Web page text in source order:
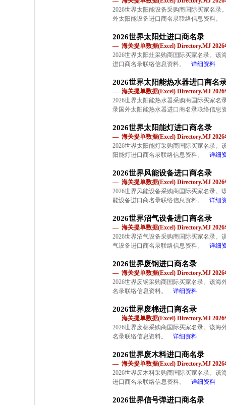
2026世界太阳能设备采购商国际买家名录
外太阳能设备进口商名录联络信息资料。
2026世界太阳灶进口商名录
— 海关提单数据(Excel) Directory.MJ 2026
2026世界太阳灶采购商国际买家名录。该
进口商名录联络信息资料。
详细资料
2026世界太阳能热水器进口商名
— 海关提单数据(Excel) Directory.MJ 2026
2026世界太阳能热水器采购商国际买家名
录国外太阳能热水器进口商名录联络信息
2026世界太阳能灯进口商名录
— 海关提单数据(Excel) Directory.MJ 2026
2026世界太阳能灯采购商国际买家名录。
阳能灯进口商名录联络信息资料。
详细
2026世界风能设备进口商名录
— 海关提单数据(Excel) Directory.MJ 2026
2026世界风能设备采购商国际买家名录。
能设备进口商名录联络信息资料。
详细
2026世界沼气设备进口商名录
— 海关提单数据(Excel) Directory.MJ 2026
2026世界沼气设备采购商国际买家名录。
气设备进口商名录联络信息资料。
详细
2026世界废钢进口商名录
— 海关提单数据(Excel) Directory.MJ 2026
2026世界废钢采购商国际买家名录。该海
名录联络信息资料。
详细资料
2026世界废棉进口商名录
— 海关提单数据(Excel) Directory.MJ 2026
2026世界废棉采购商国际买家名录。该海
名录联络信息资料。
详细资料
2026世界废木料进口商名录
— 海关提单数据(Excel) Directory.MJ 2026
2026世界废木料采购商国际买家名录。该
进口商名录联络信息资料。
详细资料
2026世界信号弹进口商名录